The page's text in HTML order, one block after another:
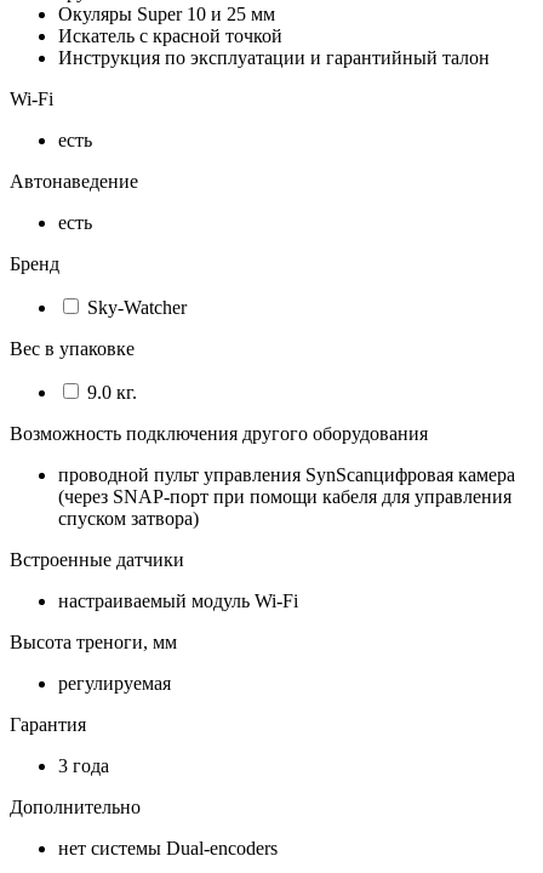
Окуляры Super 10 и 25 мм
Искатель с красной точкой
Инструкция по эксплуатации и гарантийный талон
Wi-Fi
есть
Автонаведение
есть
Бренд
Sky-Watcher
Вес в упаковке
9.0 кг.
Возможность подключения другого оборудования
проводной пульт управления SynScanцифровая камера
(через SNAP-порт при помощи кабеля для управления
спуском затвора)
Встроенные датчики
настраиваемый модуль Wi-Fi
Высота треноги, мм
регулируемая
Гарантия
3 года
Дополнительно
нет системы Dual-encoders